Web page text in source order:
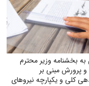
به بخشنامه وزیر محترم
پرورش مبنی بر
کلی و یکپارچه نیروهای